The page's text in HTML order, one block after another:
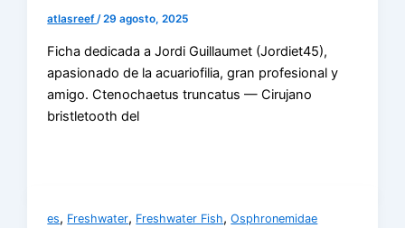
atlasreef/29 agosto, 2025
Ficha dedicada a Jordi Guillaumet (Jordiet45),
apasionado de la acuariofilia, gran profesional y
amigo. Ctenochaetus truncatus — Cirujano
bristletooth del
es, Freshwater, Freshwater Fish,Osphronemidae